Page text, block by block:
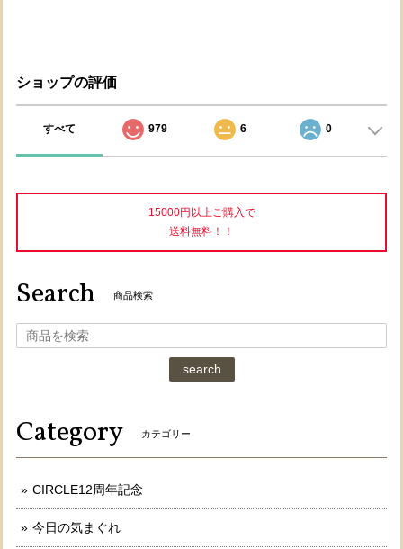
ショップの評価
すべて 979 6 0
15000円以上ご購入で
送料無料！！
Search 商品検索
search
Category カテゴリー
CIRCLE12周年記念
今日の気まぐれ